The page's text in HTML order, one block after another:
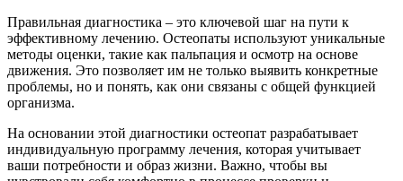
Правильная диагностика – это ключевой шаг на пути к
эффективному лечению. Остеопаты используют уникальные
методы оценки, такие как пальпация и осмотр на основе
движения. Это позволяет им не только выявить конкретные
проблемы, но и понять, как они связаны с общей функцией
организма.
На основании этой диагностики остеопат разрабатывает
индивидуальную программу лечения, которая учитывает
ваши потребности и образ жизни. Важно, чтобы вы